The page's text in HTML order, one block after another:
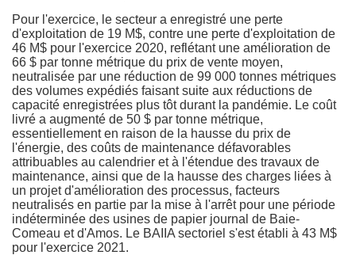
Pour l'exercice, le secteur a enregistré une perte
d'exploitation de 19 M$, contre une perte d'exploitation de
46 M$ pour l'exercice 2020, reflétant une amélioration de
66 $ par tonne métrique du prix de vente moyen,
neutralisée par une réduction de 99 000 tonnes métriques
des volumes expédiés faisant suite aux réductions de
capacité enregistrées plus tôt durant la pandémie. Le coût
livré a augmenté de 50 $ par tonne métrique,
essentiellement en raison de la hausse du prix de
l'énergie, des coûts de maintenance défavorables
attribuables au calendrier et à l'étendue des travaux de
maintenance, ainsi que de la hausse des charges liées à
un projet d'amélioration des processus, facteurs
neutralisés en partie par la mise à l'arrêt pour une période
indéterminée des usines de papier journal de Baie-
Comeau et d'Amos. Le BAIIA sectoriel s'est établi à 43 M$
pour l'exercice 2021.